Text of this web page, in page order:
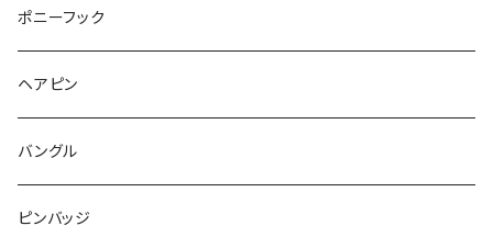
こいのぼり
食品
ハムスター
レッサーパンダ
雲
月
惑星
星
唐津土
lip
くま
コアラ
フルーツ
さくらんぼ
レモン
てんとう虫
野菜
雲
カメラ
リボン
ラリエット
モザイク
フルーツ
パン
ガラス
リボン
ポニーフック
ヘアピン
バングル
ピンバッジ